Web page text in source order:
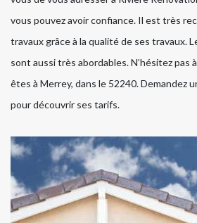
vous pouvez avoir confiance. Il est très
travaux grâce à la qualité de ses travaux.
sont aussi très abordables. N’hésitez pas
êtes à Merrey, dans le 52240. Demandez
pour découvrir ses tarifs.